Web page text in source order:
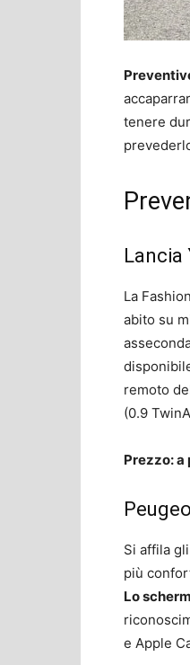
tenere
Lancia
La
abito su
remoto
(0.9
Prezzo: a
Si affila
più
Lo
e Apple